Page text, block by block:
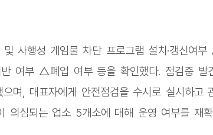
사행성 게임물 차단 프로그램 설치·갱신여
여부 △폐업 여부 등을 확인했다. 점검중 발
며, 대표자에게 안전점검을 수시로 실시하고
의심되는 업소 5개소에 대해 운영 여부를 재